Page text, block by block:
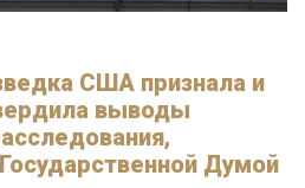
США признала и
выводы
Думой